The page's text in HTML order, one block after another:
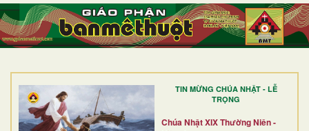
TIN MỪNG CHÚA NHẬT - LỄ
TRỌNG
Chúa Nhật XIX Thường Niên -
TRANG NHẤT
GIỚI THIỆU
DÒNG TU
BAN MỤC VỤ